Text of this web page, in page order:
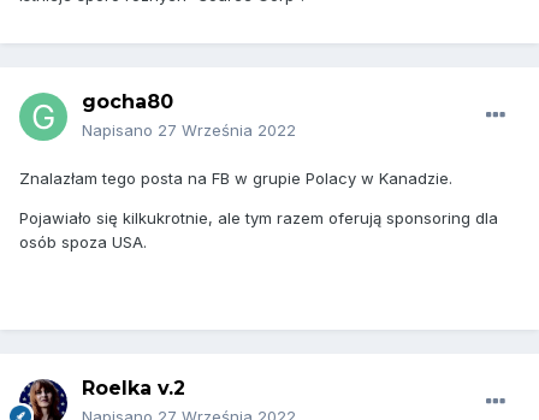
gocha80
Napisano 27 Września 2022
Znalazłam tego posta na FB w grupie Polacy w Kanadzie.
Pojawiało się kilkukrotnie, ale tym razem oferują sponsoring dla
osób spoza USA.
Roelka v.2